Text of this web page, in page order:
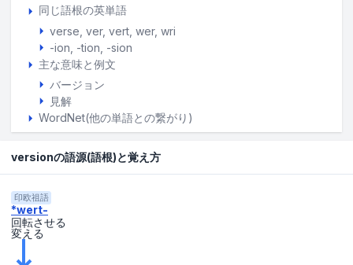
同じ語根の英単語
verse ver vert wer wri
-ion, -tion, -sion
主な意味と例文
バージョン
見解
WordNet(他の単語との繋がり)
versionの語源(語根)と覚え方
印欧祖語
*wert-
回転させる
変える